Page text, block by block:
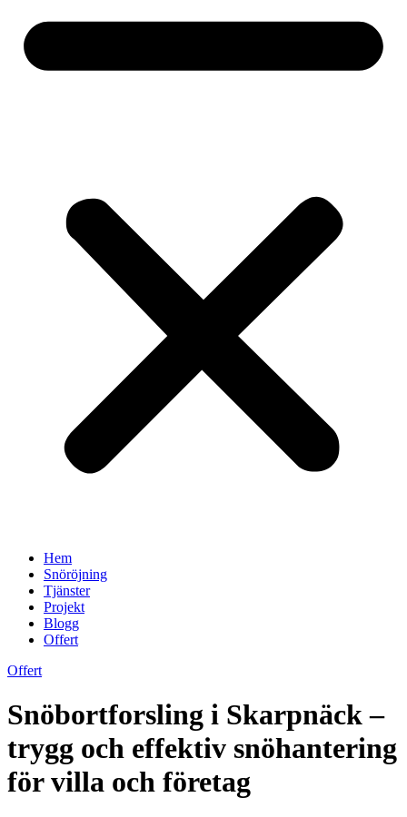
Hem
Snöröjning
Tjänster
Projekt
Blogg
Offert
Offert
Snöbortforsling i Skarpnäck –
trygg och effektiv snöhantering
för villa och företag